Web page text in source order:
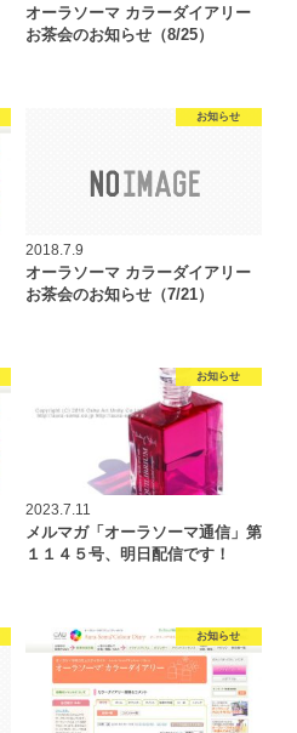
オーラソーマ カラーダイアリー
お茶会のお知らせ（8/25）
お知らせ
2018.7.9
オーラソーマ カラーダイアリー
お茶会のお知らせ（7/21）
お知らせ
2023.7.11
メルマガ「オーラソーマ通信」第
１１４５号、明日配信です！
お知らせ